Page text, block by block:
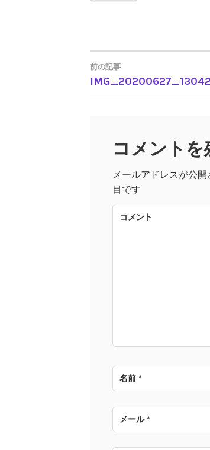
投
前の記事
コメントを
メールアドレスが公開
目です
コメント
名前 *
メール*